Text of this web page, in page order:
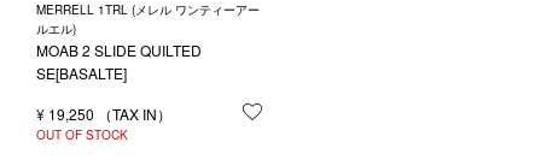
MERRELL 1TRL (メレル ワンティーアー
ルエル)
MOAB 2 SLIDE QUILTED
SE[BASALTE]
¥ 19,250
OUT OF STOCK